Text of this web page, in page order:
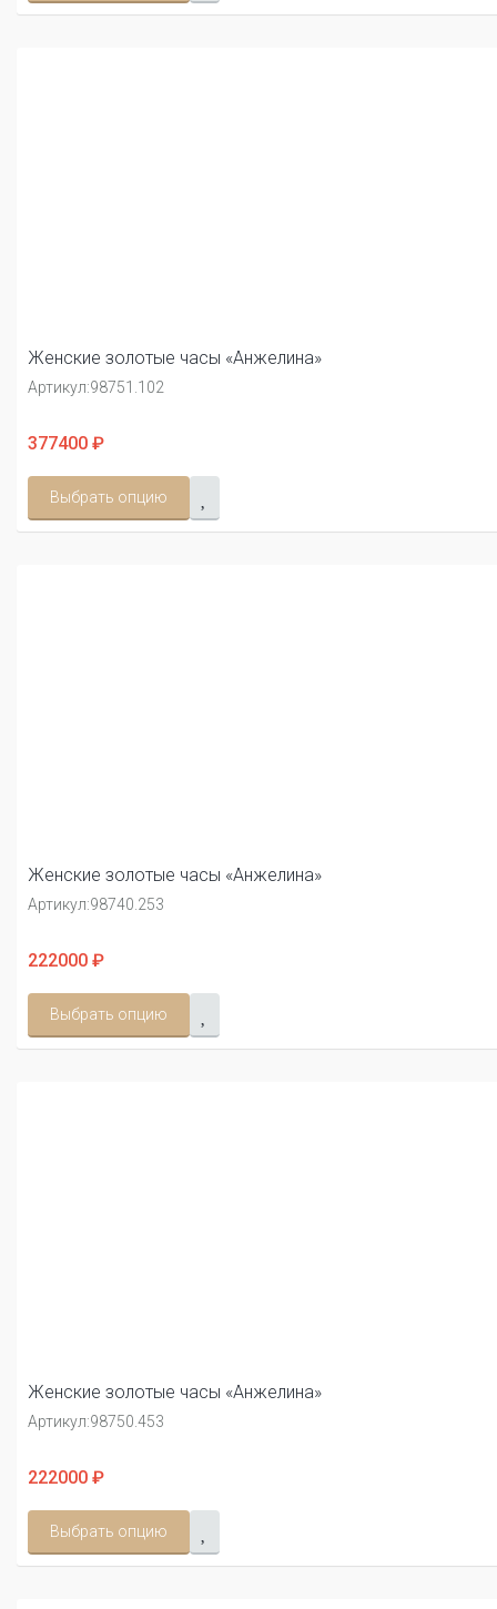
Женские золотые часы «Анжелина»
Артикул:98751.102
377400 ₽
Выбрать опцию
Женские золотые часы «Анжелина»
Артикул:98740.253
222000 ₽
Выбрать опцию
Женские золотые часы «Анжелина»
Артикул:98750.453
222000 ₽
Выбрать опцию